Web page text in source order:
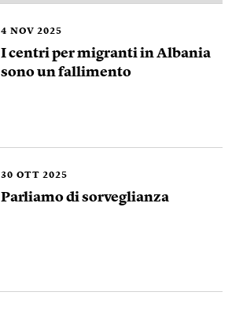
4 NOV 2025
I centri per migranti in Albania
sono un fallimento
30 OTT 2025
Parliamo di sorveglianza